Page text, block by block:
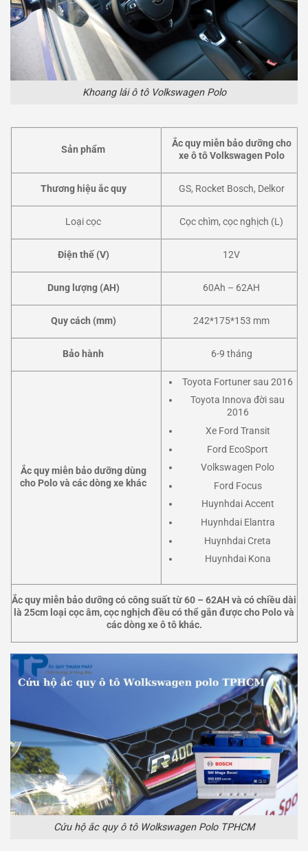
Khoang lái ô tô Volkswagen Polo
Sản phẩm
Ắc quy miễn bảo dưỡng cho
xe ô tô Volkswagen Polo
Thương hiệu ắc quy GS, Rocket Bosch, Delkor
Loại cọc Cọc chìm, cọc nghịch (L)
Điện thế (V) 12V
Dung lượng (AH) 60Ah – 62AH
Quy cách (mm) 242*175*153 mm
Bảo hành 6-9 tháng
Ắc quy miễn bảo dưỡng dùng
cho Polo và các dòng xe khác
Toyota Fortuner sau 2016
Toyota Innova đời sau
2016
Xe Ford Transit
Ford EcoSport
Volkswagen Polo
Ford Focus
Huynhdai Accent
Huynhdai Elantra
Huynhdai Creta
Huynhdai Kona
Ắc quy miễn bảo dưỡng có công suất từ 60 – 62AH và có chiều dài
là 25cm loại cọc âm, cọc nghịch đều có thể gắn được cho Polo và
các dòng xe ô tô khác.
Cứu hộ ắc quy ô tô Wolkswagen Polo TPHCM